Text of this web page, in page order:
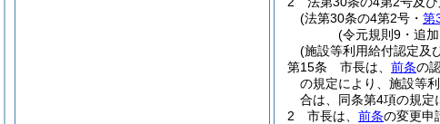
(法第30条の4第2号・ 第
(令元規則9・追
(施設等利用給付認定及
第15条
市長は、 前条の
の規定により、施設等
合は、同条第4項の規定
2
市長は、 前条の変更申